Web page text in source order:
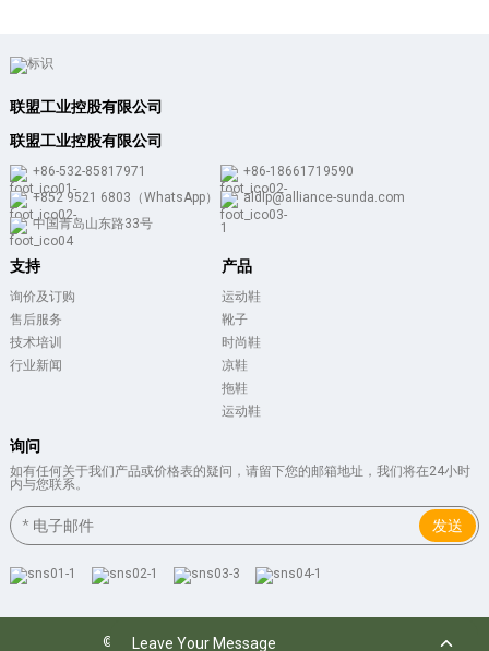
联盟工业控股有限公司
联盟工业控股有限公司
+86-532-85817971
+86-18661719590
+852 9521 6803（WhatsApp）
aldlp@alliance-sunda.com
中国青岛山东路33号
支持
询价及订购
售后服务
技术培训
行业新闻
产品
运动鞋
靴子
时尚鞋
凉鞋
拖鞋
运动鞋
询问
如有任何关于我们产品或价格表的疑问，请留下您的邮箱地址，我们将在24小时
内与您联系。
发送
© 2024 版权所有：保留所有权利。
Leave Your Message